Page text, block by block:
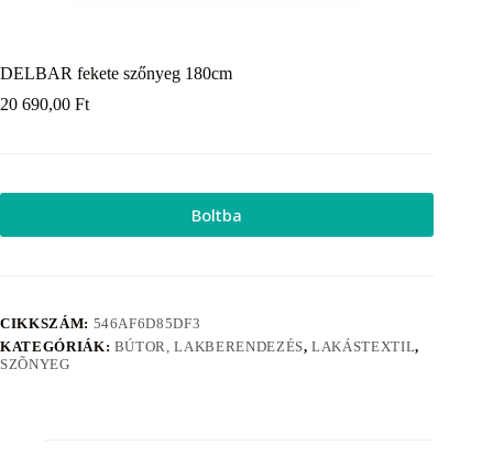
DELBAR fekete szőnyeg 180cm
20 690,00 Ft
Boltba
CIKKSZÁM: 546AF6D85DF3
KATEGÓRIÁK: BÚTOR, LAKBERENDEZÉS,LAKÁSTEXTIL,
SZÕNYEG